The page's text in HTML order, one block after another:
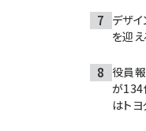
デザ
を迎
役員
が134
はト